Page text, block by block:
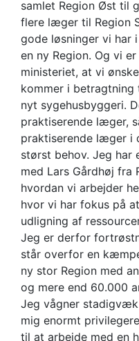
samlet Region Øst til
flere læger til Region
gode løsninger vi har
en ny Region. Og vi
ministeriet, at vi
kommer i
nyt sygehusbyggeri.
praktiserende læger,
praktiserende læger i
størst behov. Jeg har
med Lars Gårdhøj fra
hvordan vi arbejder
hvor vi har fokus på
udligning af
Jeg er derfor
står overfor en
ny stor Region med
og mere end 60.000
Jeg vågner
mig enormt
til at arbejde med en